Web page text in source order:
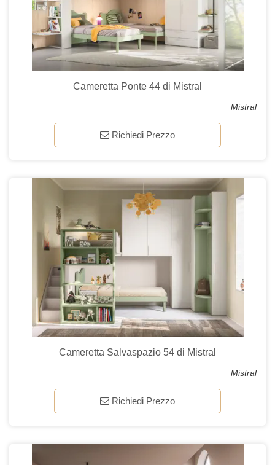
Cameretta Ponte 44 di Mistral
Mistral
Richiedi Prezzo
Cameretta Salvaspazio 54 di Mistral
Mistral
Richiedi Prezzo